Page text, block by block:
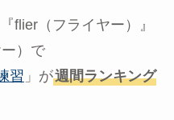
（フライヤー）』
）で
習 」が週間ランキング